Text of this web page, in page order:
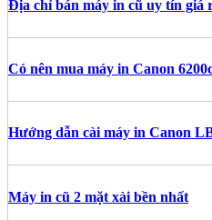
Địa chỉ bán máy in cũ uy tín giá
Có nên mua máy in Canon
Hướng dẫn cài máy in Canon
Máy in cũ 2 mặt xài bền nhất